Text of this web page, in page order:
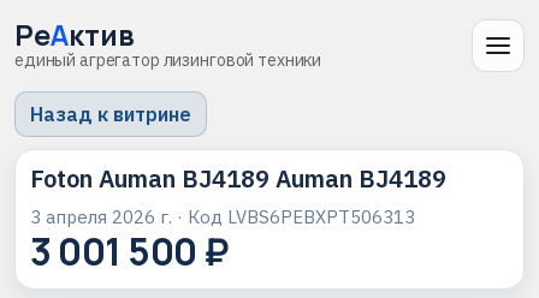
РеАктив
единый агрегатор лизинговой техники
Назад к витрине
Foton Auman BJ4189 Auman BJ4189
3 апреля 2026 г. · Код LVBS6PEBXPT506313
3 001 500 ₽